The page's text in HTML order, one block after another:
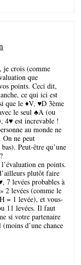
je crois (comme
que
points. Ceci dit,
ce qui ici est
que le ♦V, ♥D 3ème
le seul ♣A (ou
4♥ est increvable !
au monde ne
On ne peut
Peut-être qu’une
en points.
plutôt faire
7 levées probables à
2 levées (comme le
= 1 levée), et vous-
11 levées. Il faut
si votre partenaire
d’une chance